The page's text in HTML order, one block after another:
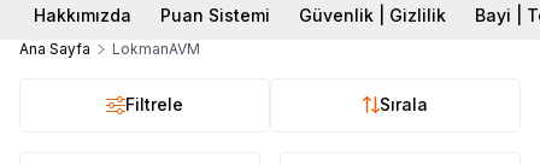
Hakkımızda
Puan Sistemi Güvenlik | Gizlilik Bayi |
Ana Sayfa LokmanAVM
Filtrele Sırala